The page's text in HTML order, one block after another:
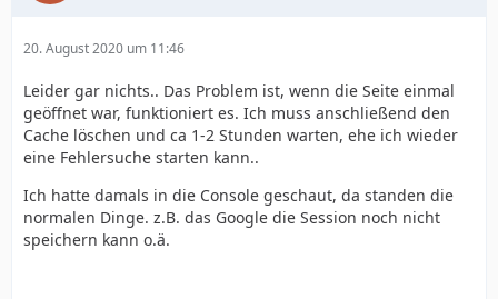
20. August 2020 um 11:46
Leider gar nichts.. Das Problem ist, wenn die Seite einmal
geöffnet war, funktioniert es. Ich muss anschließend den
Cache löschen und ca 1-2 Stunden warten, ehe ich wieder
eine Fehlersuche starten kann..
Ich hatte damals in die Console geschaut, da standen die
normalen Dinge. z.B. das Google die Session noch nicht
speichern kann o.ä.